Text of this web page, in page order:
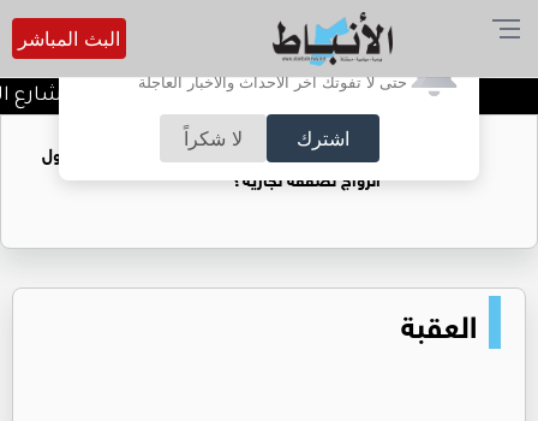
أترغب في تفعيل الإشعارات؟
حتى لا تفوتك آخر الأحداث والأخبار العاجلة
اشترك لا شكراً
البث المباشر
توقيف شبكات دعارة في شارع
فتيات يستغللنه لتحقيق مكاسب مادية.. هل تحول
الزواج لصفقة تجارية؟
العقبة